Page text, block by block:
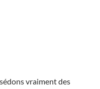
vraiment des